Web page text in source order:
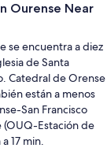
Ourense Near
se encuentra a diez
de Santa
Catedral de Orense
están a menos
San Francisco
(OUQ-Estación de
17 min.